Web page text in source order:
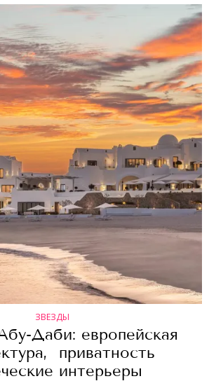
ЗВЕЗДЫ
Даби: европейская
приватность
интерьеры